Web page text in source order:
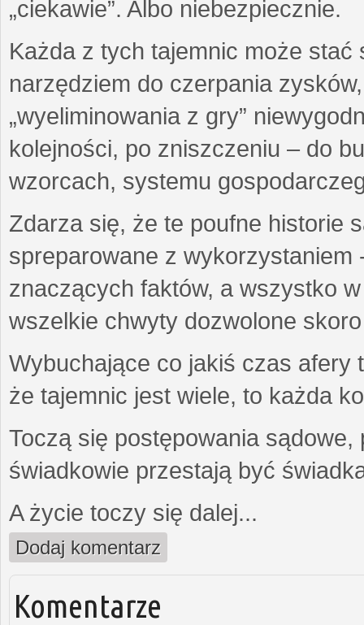
„ciekawie”. Albo niebezpiecznie.
Każda z tych tajemnic może
narzędziem do czerpania
„wyeliminowania z gry”
kolejności, po zniszczeniu – do
wzorcach, systemu
Zdarza się, że te poufne historie
spreparowane z wykorzystaniem
znaczących faktów, a wszystko
wszelkie chwyty dozwolone
Wybuchające co jakiś czas afery
że tajemnic jest wiele, to każda
Toczą się postępowania
świadkowie przestają być
A życie toczy się dalej...
Dodaj komentarz
Komentarze